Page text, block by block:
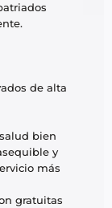
de alta
bien
y
más
gratuitas